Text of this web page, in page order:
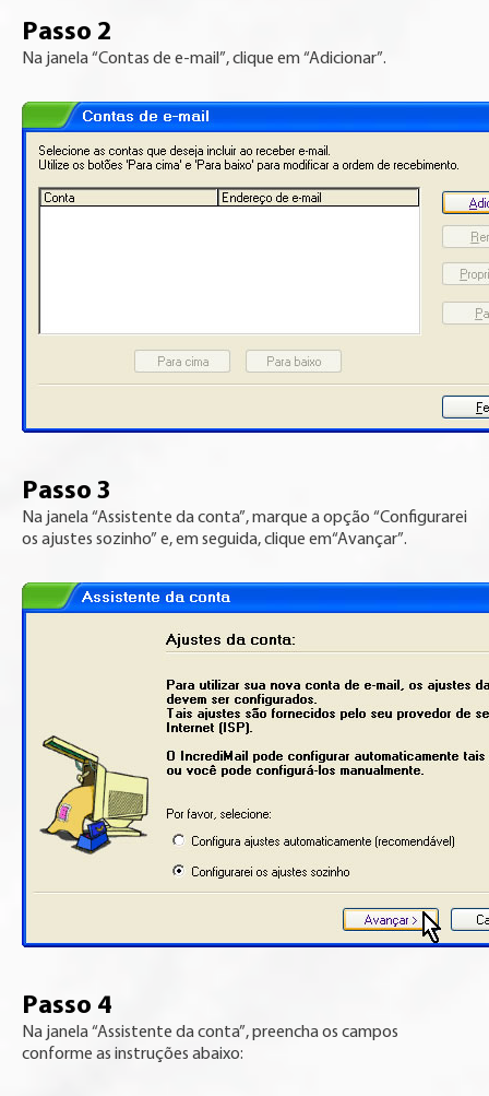
Passo 2
Na janela “Contas de e-mail”, clique em “Adicionar”.
Passo 3
Na janela “Assistente da conta”, marque a opção “Configurarei
os ajustes sozinho” e, em seguida, clique em“Avançar”.
Passo 4
Na janela “Assistente da conta”, preencha os campos
conforme as instruções abaixo: